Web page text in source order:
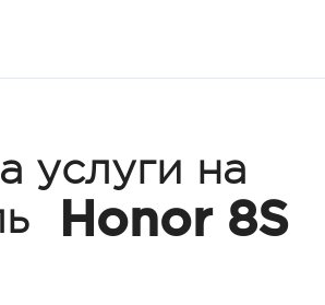
услуги на
Honor 8S